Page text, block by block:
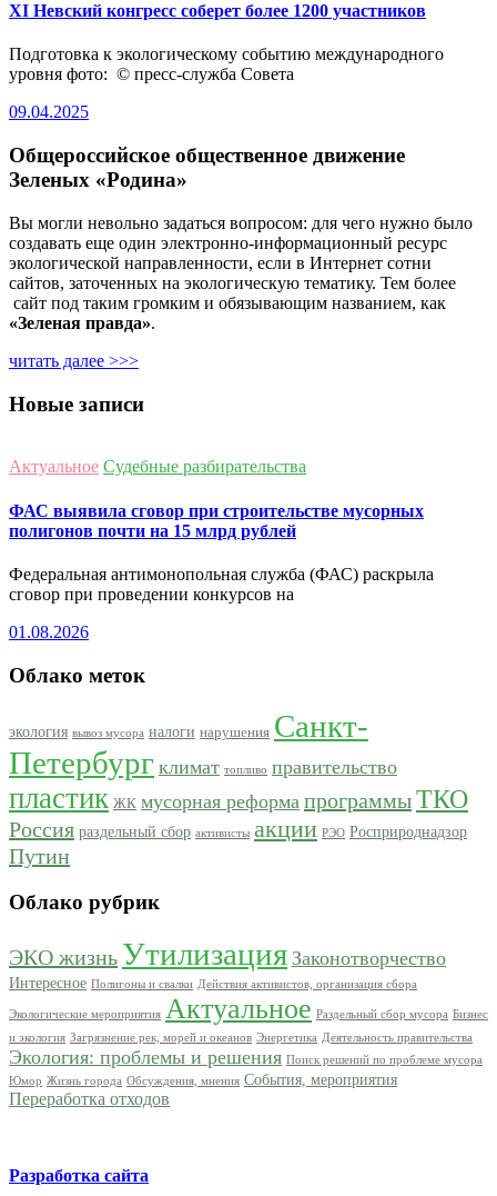
ХI Невский конгресс соберет более 1200 участников
Подготовка к экологическому событию международного
уровня фото: © пресс-служба Совета
09.04.2025
Общероссийское общественное движение
Зеленых «Родина»
Вы могли невольно задаться вопросом: для чего нужно было
создавать еще один электронно-информационный ресурс
экологической направленности, если в Интернет сотни
сайтов, заточенных на экологическую тематику. Тем более
сайт под таким громким и обязывающим названием, как
«Зеленая правда».
читать далее >>>
Новые записи
Актуальное Судебные разбирательства
ФАС выявила сговор при строительстве мусорных
полигонов почти на 15 млрд рублей
Федеральная антимонопольная служба (ФАС) раскрыла
сговор при проведении конкурсов на
01.08.2026
Облако меток
экология вывоз мусора налоги нарушения Санкт-
Петербург климат топливо правительство
пластик ЖК мусорная реформа программыТКО
Россия раздельный сбор активисты акции РЭО Росприроднадзор
Путин
Облако рубрик
ЭКО жизнь Утилизация Законотворчество
Интересное Полигоны и свалки Действия активистов, организация сбора
Экологические мероприятия Актуальное Раздельный сбор мусора Бизнес
и экология Загрязнение рек, морей и океанов Энергетика Деятельность правительства
Экология: проблемы и решения Поиск решений по проблеме мусора
Юмор Жизнь города Обсуждения, мнения События, мероприятия
Переработка отходов
Разработка сайта